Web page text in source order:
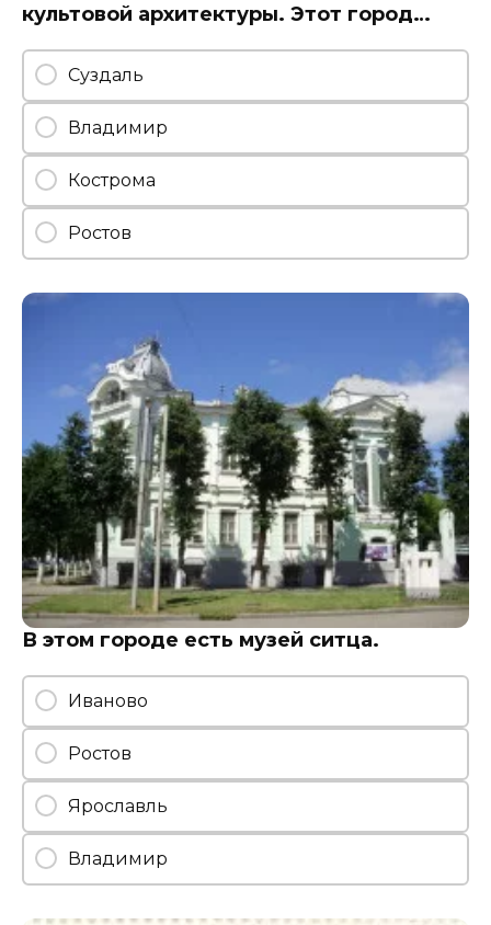
культовой архитектуры. Этот город…
Суздаль
Владимир
Кострома
Ростов
В этом городе есть музей ситца.
Иваново
Ростов
Ярославль
Владимир